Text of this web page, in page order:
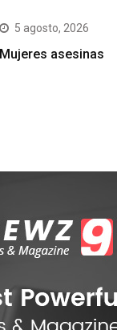
5 agosto, 2026
Mujeres asesinas